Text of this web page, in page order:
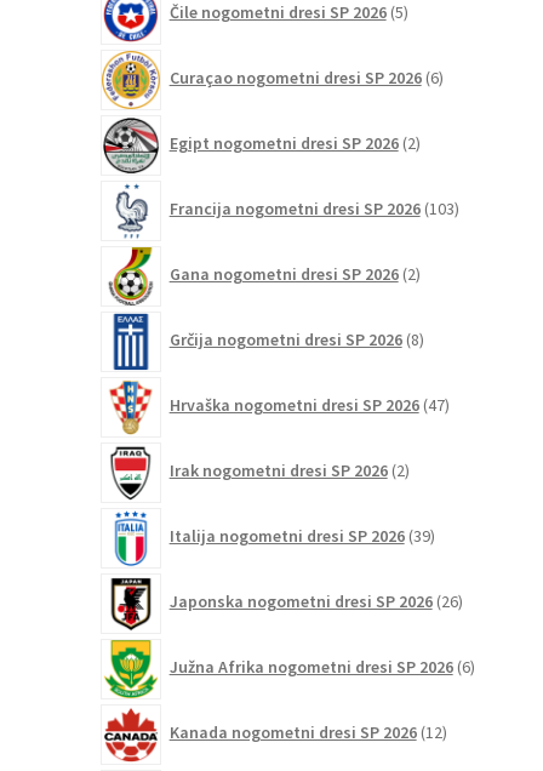
Čile nogometni dresi SP 2026 5izdelkov
Curaçao nogometni dresi SP 2026 6izdelkov
Egipt nogometni dresi SP 2026 2izdelka
Francija nogometni dresi SP 2026 103izdelki
Gana nogometni dresi SP 2026 2izdelka
Grčija nogometni dresi SP 2026 8izdelkov
Hrvaška nogometni dresi SP 2026 47izdelkov
Irak nogometni dresi SP 2026 2izdelka
Italija nogometni dresi SP 2026 39izdelkov
Japonska nogometni dresi SP 2026 26izdelkov
Južna Afrika nogometni dresi SP 2026 6izdelkov
Kanada nogometni dresi SP 2026 12izdelkov